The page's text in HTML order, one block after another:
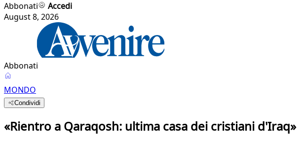
Abbonati
Accedi
August 8, 2026
Abbonati
MONDO
Condividi
«Rientro a Qaraqosh: ultima casa dei cristiani d'Iraq»